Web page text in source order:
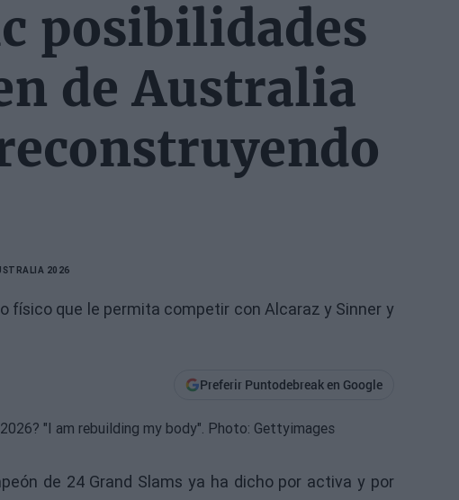
posibilidades
de Australia
2026
físico que le permita competir con Alcaraz y Sinner y
Preferir Puntodebreak en Google
de 24 Grand Slams ya ha dicho por activa y por